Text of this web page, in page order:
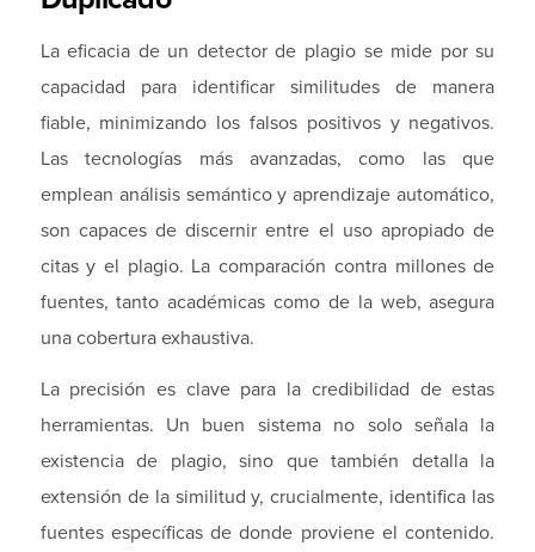
La eficacia de un detector de plagio se mide por su
capacidad para identificar similitudes de manera
fiable, minimizando los falsos positivos y negativos.
Las tecnologías más avanzadas, como las que
emplean análisis semántico y aprendizaje automático,
son capaces de discernir entre el uso apropiado de
citas y el plagio. La comparación contra millones de
fuentes, tanto académicas como de la web, asegura
una cobertura exhaustiva.
La precisión es clave para la credibilidad de estas
herramientas. Un buen sistema no solo señala la
existencia de plagio, sino que también detalla la
extensión de la similitud y, crucialmente, identifica las
fuentes específicas de donde proviene el contenido.